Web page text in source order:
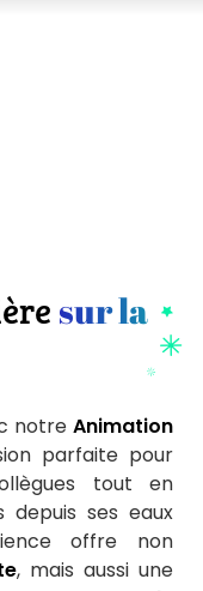
sur la
notreAnimation
parfaite pour
tout en
ses eaux
offre non
, mais aussi une